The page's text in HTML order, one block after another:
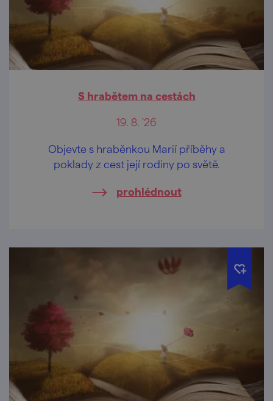
S hrabětem na cestách
19. 8. '26
Objevte s hraběnkou Marií příběhy a
poklady z cest její rodiny po světě.
prohlédnout